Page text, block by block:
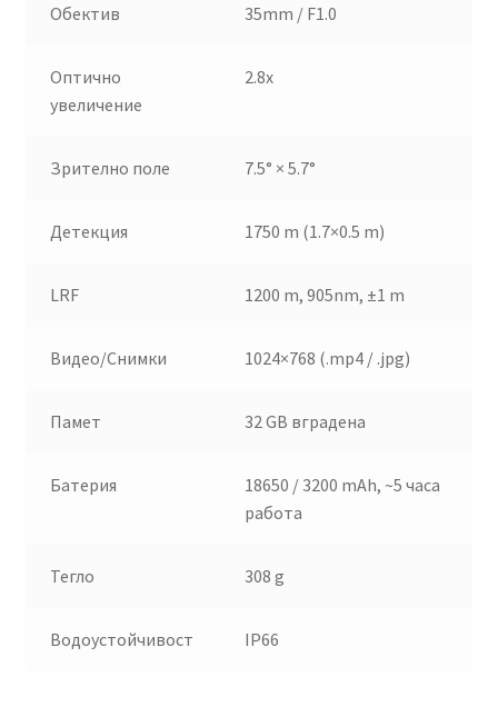
Обектив 35mm / F1.0
Оптично
увеличение
2.8x
Зрително поле 7.5° × 5.7°
Детекция 1750 m (1.7×0.5 m)
LRF 1200 m, 905nm, ±1 m
Видео/Снимки 1024×768 (.mp4 / .jpg)
Памет 32 GB вградена
Батерия
18650 / 3200 mAh, ~5 часа
работа
Тегло 308 g
Водоустойчивост IP66